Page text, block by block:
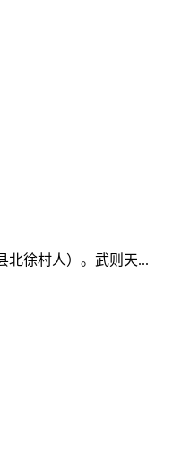
北徐村人）。武则天...